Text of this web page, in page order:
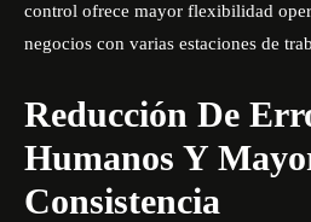
control ofrece mayor flexibilidad
negocios con varias estaciones de
Reducción De
Humanos Y
Consistencia